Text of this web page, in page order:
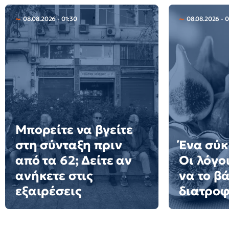
08.08.2026 - 01:30
Μπορείτε να βγείτε
στη σύνταξη πριν
από τα 62; Δείτε αν
ανήκετε στις
εξαιρέσεις
08.08.2026 -
Ένα
Οι
να το